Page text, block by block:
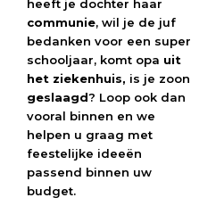
heeft je dochter haar
communie, wil je de juf
bedanken voor een super
schooljaar, komt opa uit
het ziekenhuis, is je zoon
geslaagd? Loop ook dan
vooral binnen en we
helpen u graag met
feestelijke ideeën
passend binnen uw
budget.